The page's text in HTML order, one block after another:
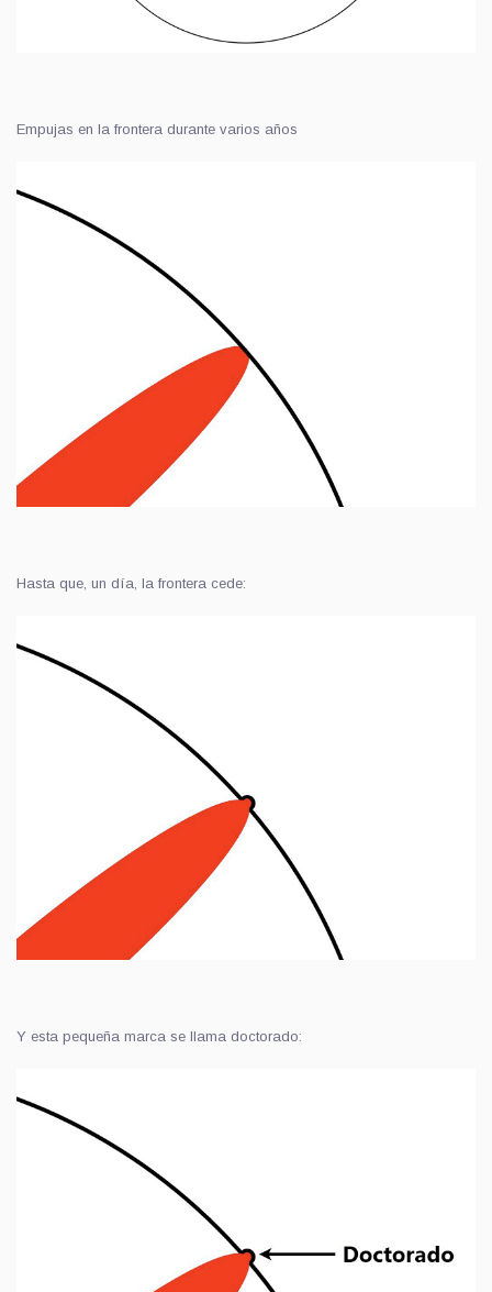
Empujas en la frontera durante varios años
Hasta que, un día, la frontera cede:
Y esta pequeña marca se llama doctorado: